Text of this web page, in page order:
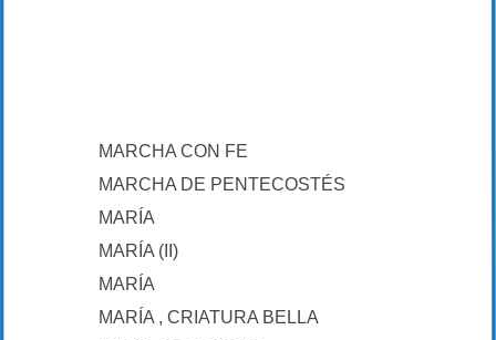
MARCHA CON FE
MARCHA DE PENTECOSTÉS
MARÍA
MARÍA (II)
MARÍA
MARÍA , CRIATURA BELLA